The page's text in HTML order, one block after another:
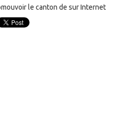
le canton de sur Internet